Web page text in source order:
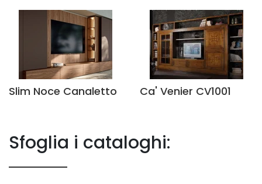
Slim Noce Canaletto Ca' Venier CV1001
Sfoglia i cataloghi: